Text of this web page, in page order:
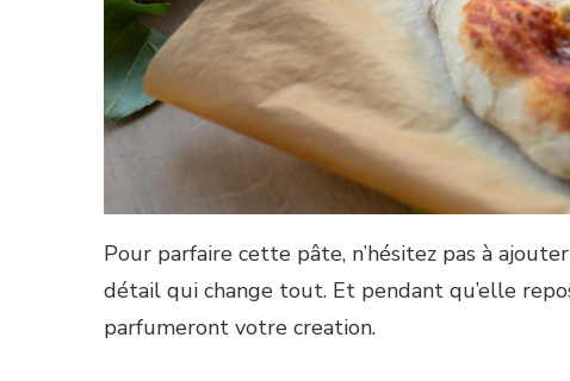
Pour parfaire cette pâte, n’hésitez pas à
détail qui change tout. Et pendant qu’elle
parfumeront votre creation.